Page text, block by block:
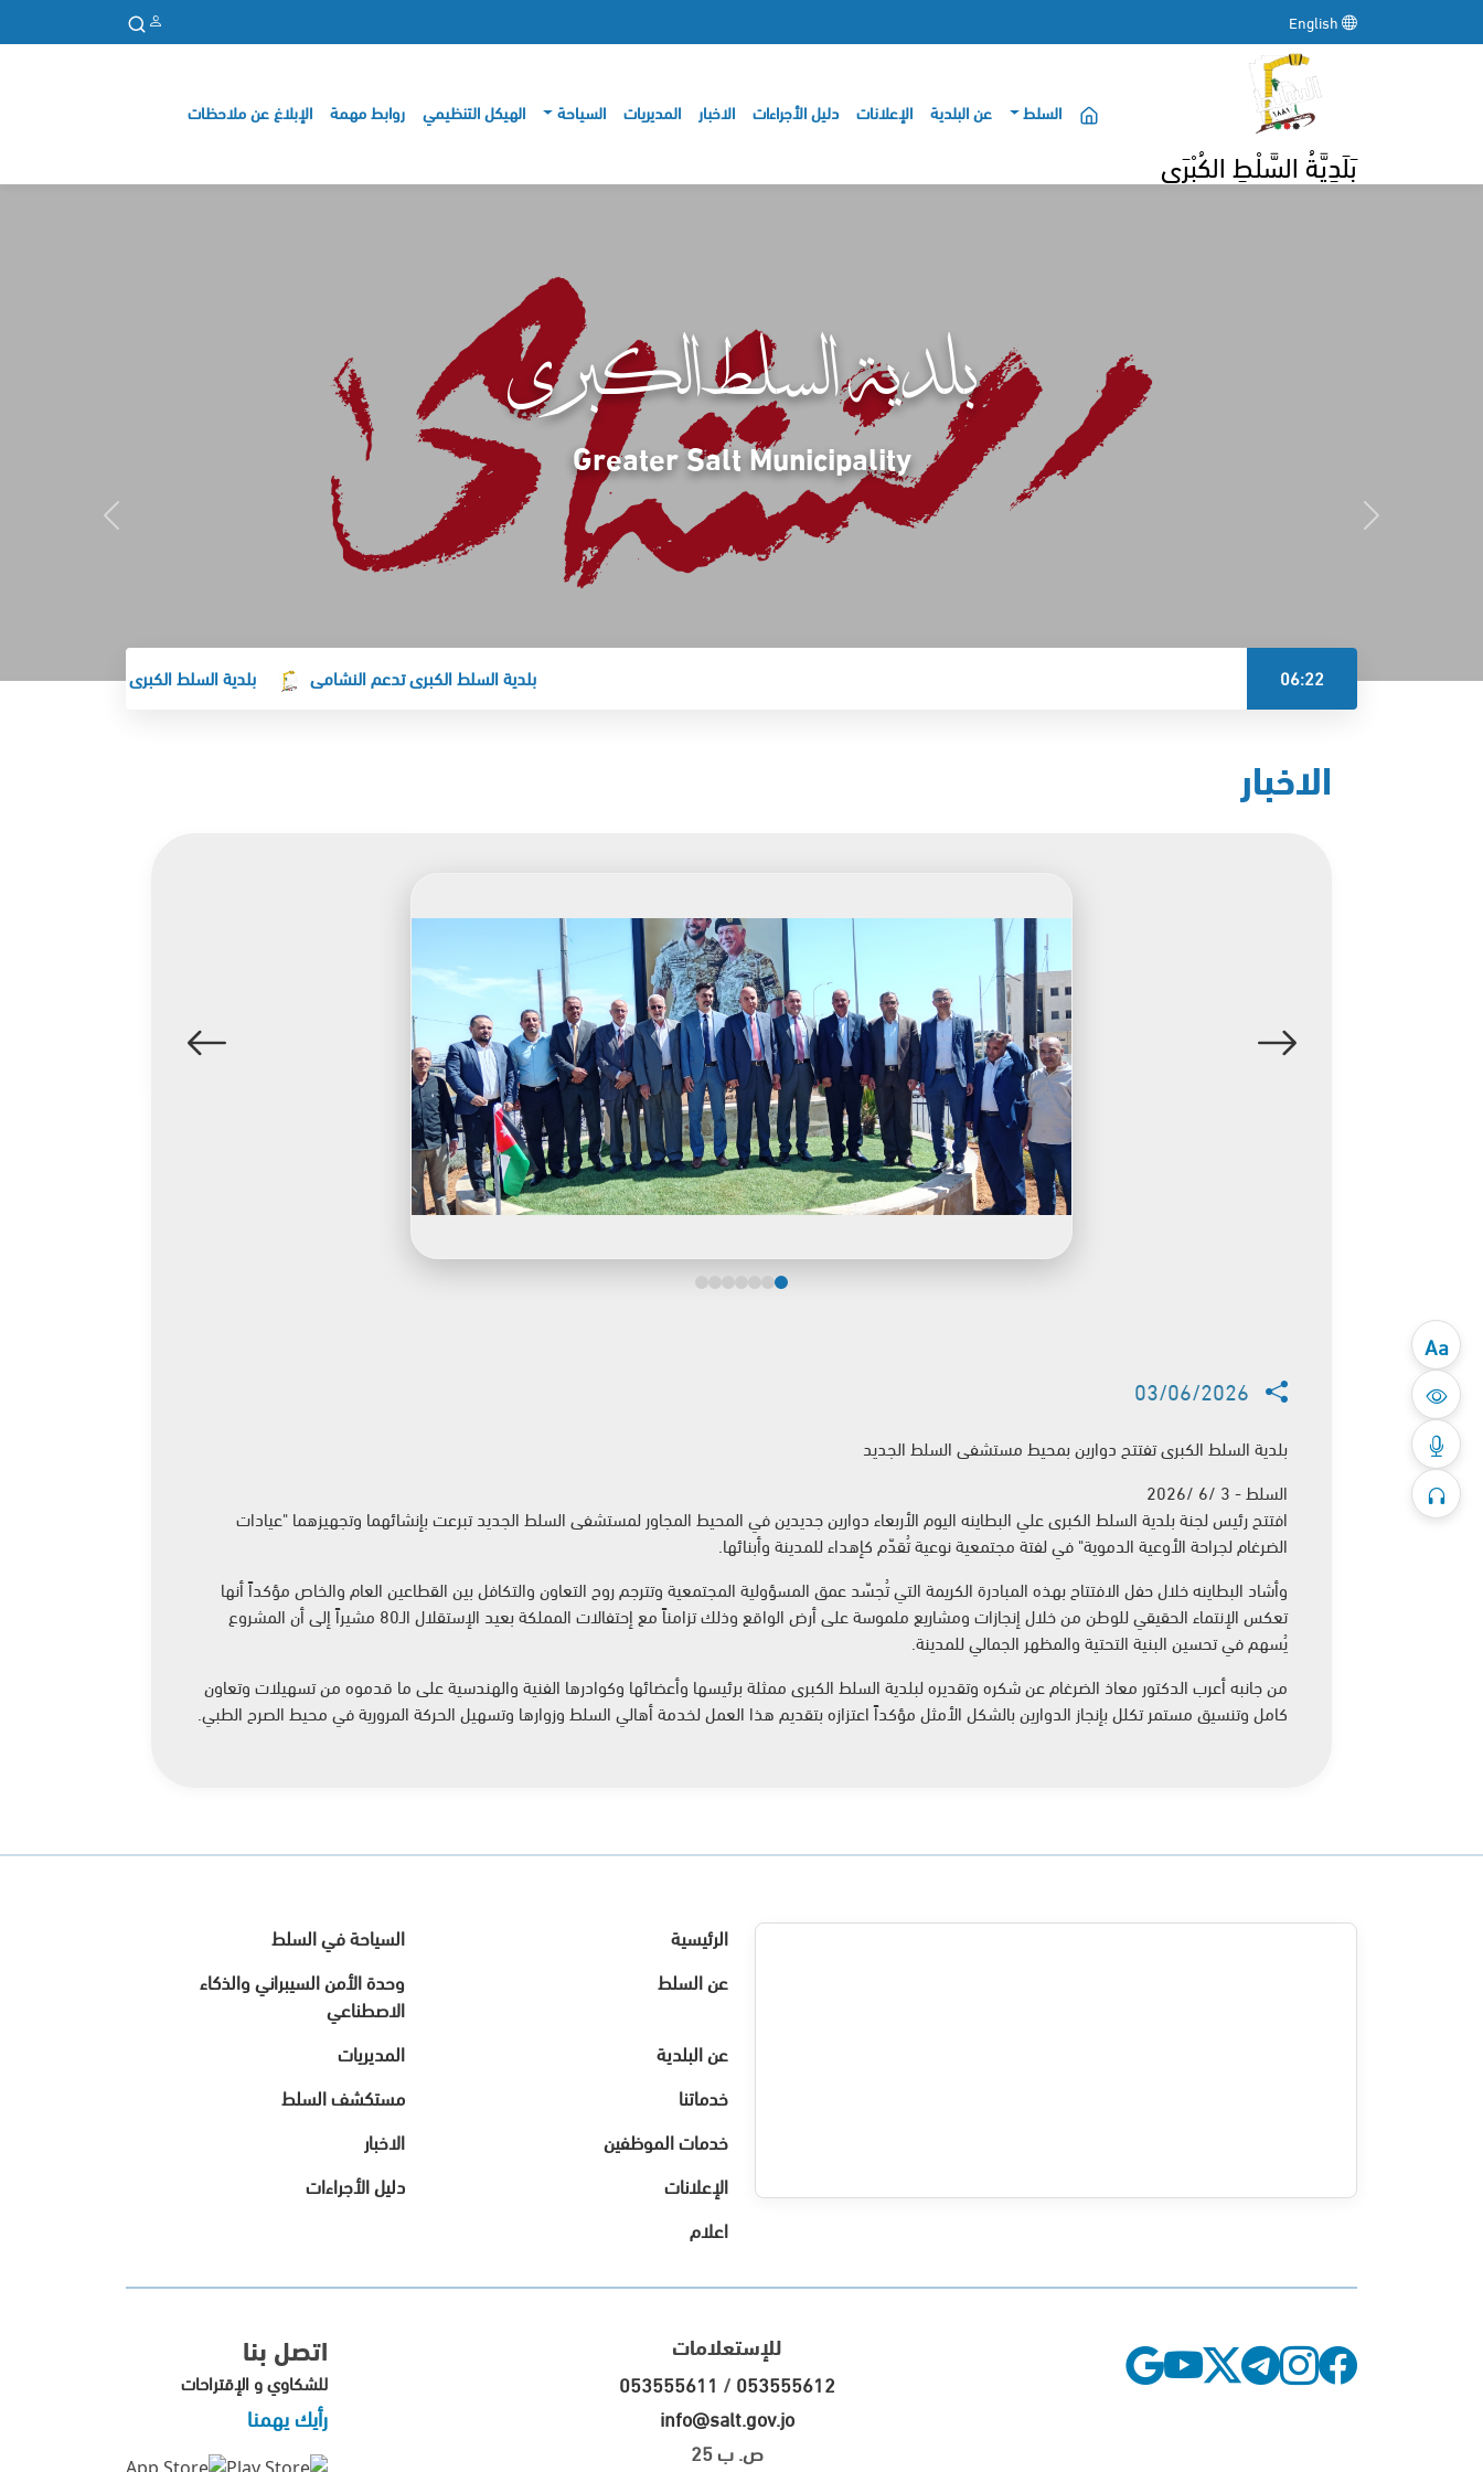
بَلَدِيَّةُ السَّلْطِ الكُبْرَى
السلط عن البلدية الإعلانات دليل الأجراءات الاخبار المديريات السياحة الهيكل التنظيمي روابط مهمة الإبلاغ عن ملاحظات
Aa
بلدية السلط الكبرى
Greater Salt Municipality
06:22 بلدية السلط الكبرى تدعم النشامى بلدية السلط الكبرى تهنئ جلالة الملك
الاخبار
03/06/2026
بلدية السلط الكبرى تفتتح دوارين بمحيط مستشفى السلط الجديد
السلط - 3 /6 /2026
افتتح رئيس لجنة بلدية السلط الكبرى علي البطاينه اليوم الأربعاء دوارين جديدين في المحيط المجاور لمستشفى السلط الجديد تبرعت بإنشائهما وتجهيزهما "عيادات
الضرغام لجراحة الأوعية الدموية" في لفتة مجتمعية نوعية تُقدّم كإهداء للمدينة وأبنائها.
وأشاد البطاينه خلال حفل الافتتاح بهذه المبادرة الكريمة التي تُجسّد عمق المسؤولية المجتمعية وتترجم روح التعاون والتكافل بين القطاعين العام والخاص مؤكداً أنها
تعكس الإنتماء الحقيقي للوطن من خلال إنجازات ومشاريع ملموسة على أرض الواقع وذلك تزامناً مع إحتفالات المملكة بعيد الإستقلال الـ80 مشيراً إلى أن المشروع
يُسهم في تحسين البنية التحتية والمظهر الجمالي للمدينة.
من جانبه أعرب الدكتور معاذ الضرغام عن شكره وتقديره لبلدية السلط الكبرى ممثلة برئيسها وأعضائها وكوادرها الفنية والهندسية على ما قدموه من تسهيلات وتعاون
كامل وتنسيق مستمر تكلل بإنجاز الدوارين بالشكل الأمثل مؤكداً اعتزازه بتقديم هذا العمل لخدمة أهالي السلط وزوارها وتسهيل الحركة المرورية في محيط الصرح الطبي.
الرئيسية
السياحة في السلط
عن السلط
وحدة الأمن السيبراني والذكاء
الاصطناعي
عن البلدية
المديريات
خدماتنا
مستكشف السلط
خدمات الموظفين
الاخبار
الإعلانات
دليل الأجراءات
اعلام
للإستعلامات
053555611 /053555612
info@salt.gov.jo
ص. ب 25
اتصل بنا
للشكاوي و الإقتراحات
رأيك يهمنا